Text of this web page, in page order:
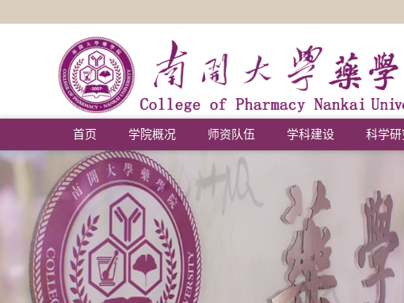
首页 学院概况 师资队伍 学科建设 科学研